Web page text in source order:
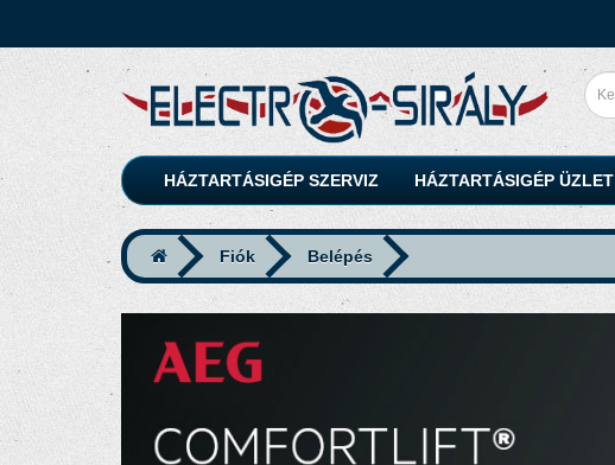
HÁZTARTÁSIGÉP SZERVIZ HÁZTARTÁSIGÉP ÜZLET
Fiók Belépés